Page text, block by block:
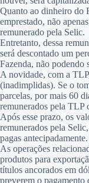
Quanto ao dinheiro do
emprestado, não
remunerado pela Selic.
Entretanto, dessa
será descontado um
Fazenda, não podendo
A novidade, com a
(inadimplidas). Se o
parcelas, por mais 60
remunerados pela TLP
Após esse prazo, os
remunerados pela
pagas antecipadamente.
As operações
produtos para
títulos ancorados em
preverem o pagamento